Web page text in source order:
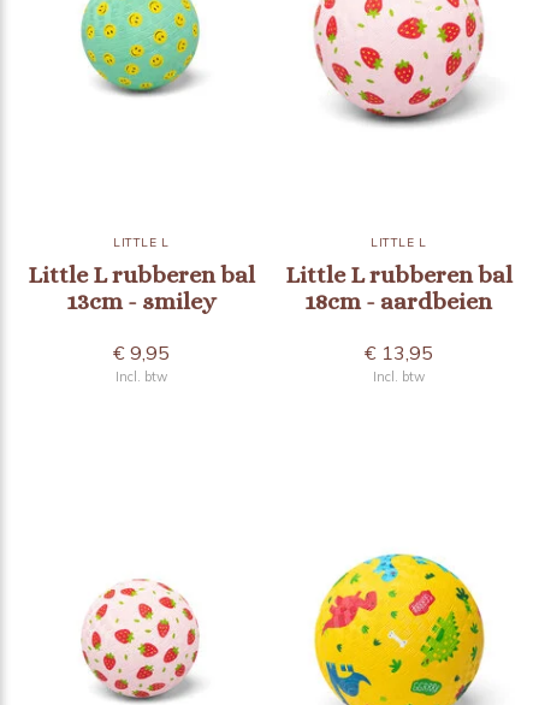
LITTLE L
Little L rubberen bal
13cm - smiley
€ 9,95
Incl. btw
LITTLE L
Little L rubberen bal
18cm - aardbeien
€ 13,95
Incl. btw